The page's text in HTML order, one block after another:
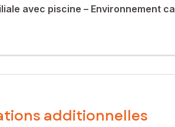
avec piscine – Environnement
privilégié, au calme, cette
additionnelles